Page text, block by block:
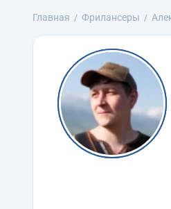
Главная Фрилансеры